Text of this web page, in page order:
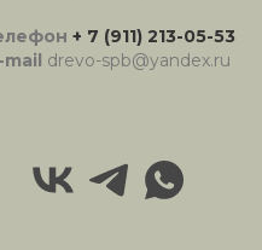
+ 7 (911) 213-05-53
mail drevo-spb@yandex.ru